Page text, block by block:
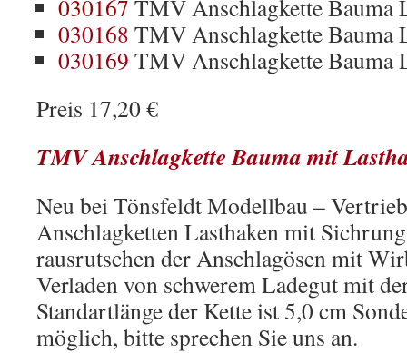
030167 TMV Anschlagkette Bauma
030168 TMV Anschlagkette Bauma
030169 TMV Anschlagkette Bauma
Preis 17,20 €
TMV Anschlagkette Bauma mit
Neu bei Tönsfeldt Modellbau –
Anschlagketten Lasthaken mit
rausrutschen der Anschlagösen mit
Verladen von schwerem Ladegut mit
Standartlänge der Kette ist 5,0 cm
möglich, bitte sprechen Sie uns an.